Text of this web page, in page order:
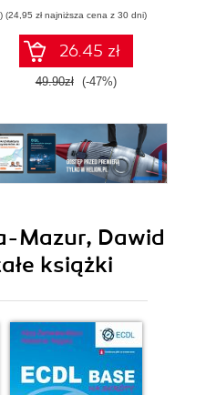
(24,95 zł najniższa cena z 30 dni)
26.45 zł
49.90zł (-47%)
Mazur, Dawid
książki